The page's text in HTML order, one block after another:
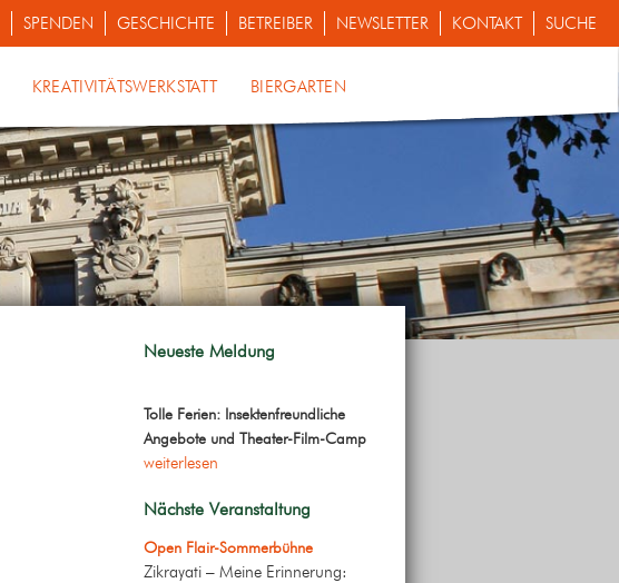
SPENDEN GESCHICHTE BETREIBER NEWSLETTER KONTAKT SUCHE
KREATIVITÄTSWERKSTATT BIERGARTEN
Neueste Meldung
Tolle Ferien: Insektenfreundliche
Angebote und Theater-Film-Camp
weiterlesen
Nächste Veranstaltung
Open Flair-Sommerbühne
Zikrayati – Meine Erinnerung: